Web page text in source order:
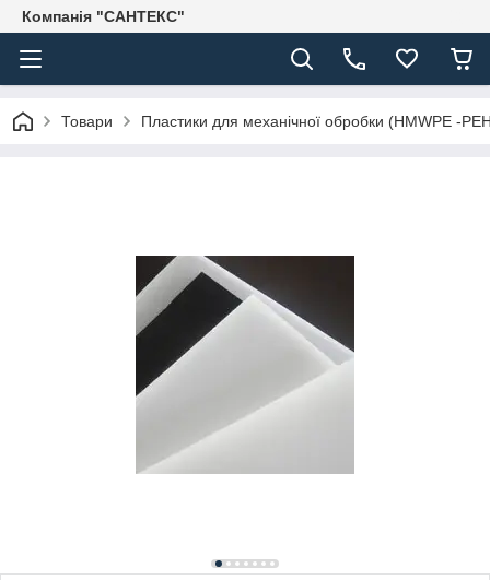
Компанія "САНТЕКС"
Товари Пластики для механічної обробки (HMWPE -